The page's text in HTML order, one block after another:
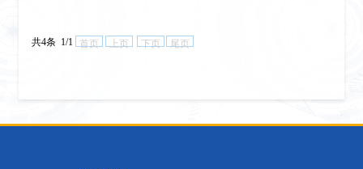
共4条 1/1 首页 上页 下页 尾页